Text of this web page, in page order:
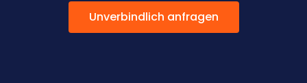
Unverbindlich anfragen